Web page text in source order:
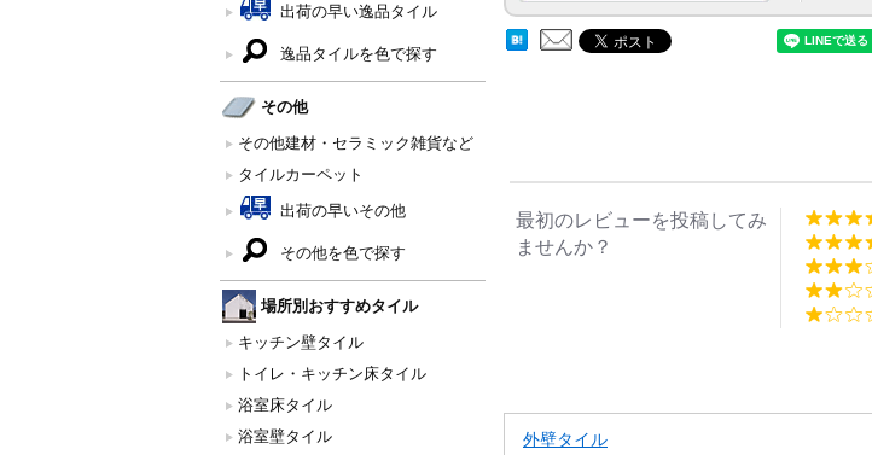
出荷の早い逸品タイル
逸品タイルを色で探す
その他
その他建材・セラミック雑貨など
タイルカーペット
出荷の早いその他
その他を色で探す
場所別おすすめタイル
キッチン壁タイル
トイレ・キッチン床タイル
浴室床タイル
浴室壁タイル
最初のレビューを投稿してみ
ませんか？
外壁タイル